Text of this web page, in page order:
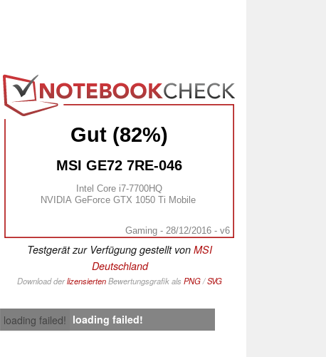
Gut (82%)
MSI GE72 7RE-046
Intel Core i7-7700HQ
NVIDIA GeForce GTX 1050 Ti Mobile
Gaming - 28/12/2016 - v6
Testgerät zur Verfügung gestellt von MSI
Deutschland
Download derlizensiertenBewertungsgrafik als PNG/SVG
loading failed! loading failed!